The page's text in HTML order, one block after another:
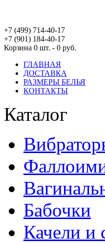
+7 (499) 714-40-17
+7 (901) 184-40-17
Корзина 0 шт. - 0 руб.
ГЛАВНАЯ
ДОСТАВКА
РАЗМЕРЫ БЕЛЬЯ
КОНТАКТЫ
Каталог
Бабочки
Качели и